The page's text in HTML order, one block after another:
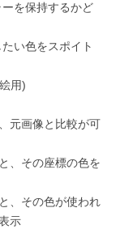
を保持するかど
い色をスポイト
用)
元画像と比較が可
、その座標の色を
、その色が使われ
示